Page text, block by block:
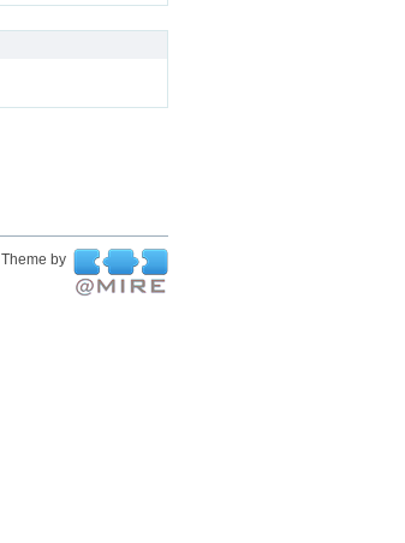
Theme by